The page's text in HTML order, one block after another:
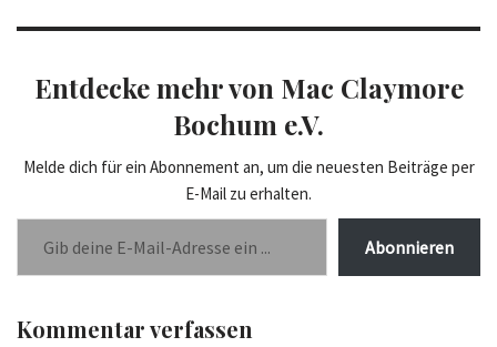
Entdecke mehr von Mac Claymore
Bochum e.V.
Melde dich für ein Abonnement an, um die neuesten Beiträge per
E-Mail zu erhalten.
Abonnieren
Kommentar verfassen